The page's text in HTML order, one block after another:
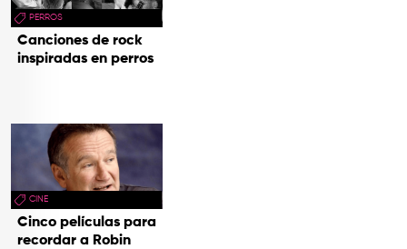
PERROS
Canciones de rock
inspiradas en perros
CINE
Cinco películas para
recordar a Robin